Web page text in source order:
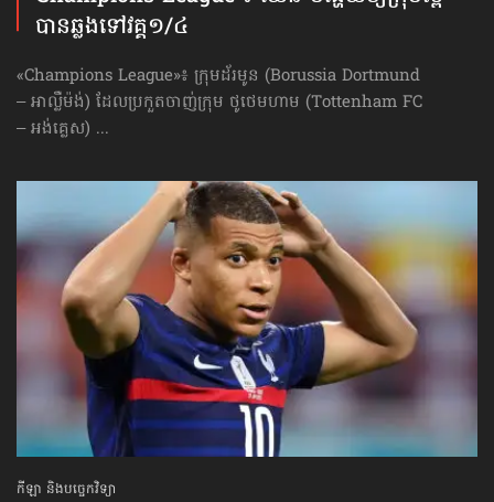
បានឆ្លង​ទៅវគ្គ១/៤
«Champions League»៖ ក្រុមដ័រមូន (Borussia Dortmund
– អាល្លឺម៉ង់) ដែលប្រកួតចាញ់ក្រុម ថូថេមហាម (Tottenham FC
– អង់គ្លេស) ...
កីឡា និងបច្ចេកវិទ្យា